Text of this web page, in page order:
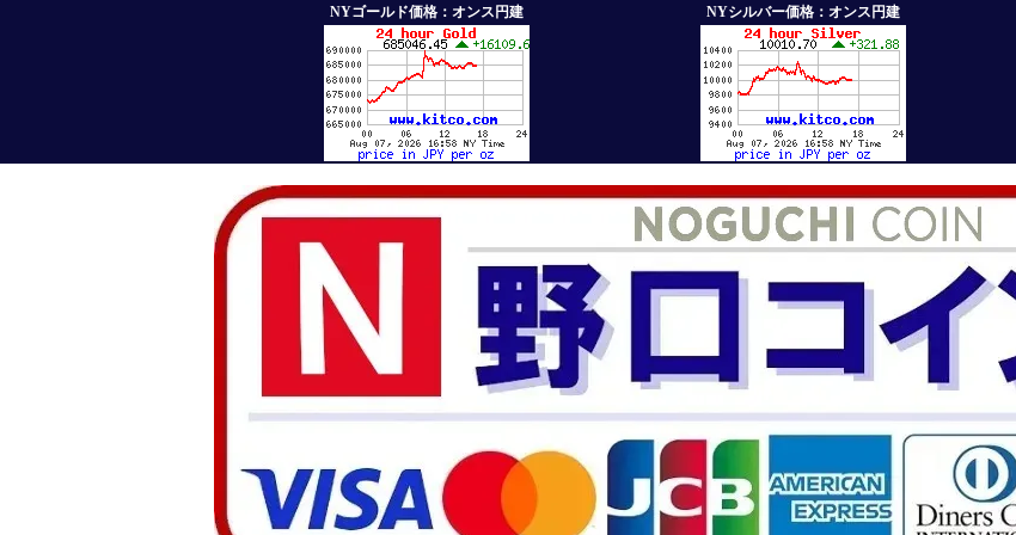
NYゴールド価格：オンス円建 NYシルバー価格：オンス円建